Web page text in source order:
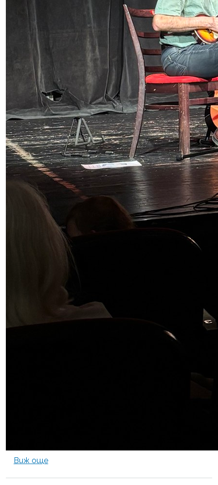
Виж ощеabout Клас по китара към НЧ "Славянска